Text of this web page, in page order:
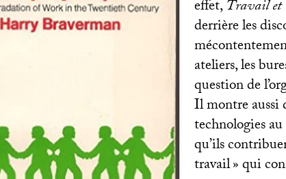
effet,Travail et
derrière les
ateliers, les
question de
Il montre aussi
technologies
qu’ils
travail» qui